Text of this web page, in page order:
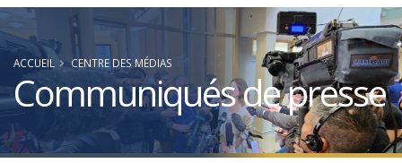
ACCUEIL CENTRE DES MÉDIAS
Communiqués de presse